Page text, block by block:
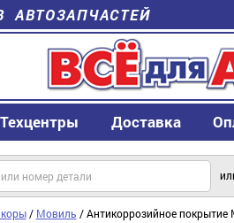
АВТОЗАПЧАСТЕЙ
Техцентры Доставка
/ Мовиль / Антикоррозийное